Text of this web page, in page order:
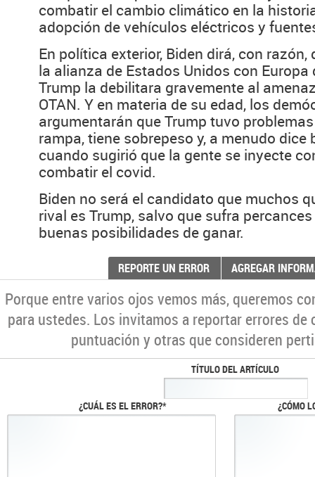
combatir el cambio climático en la
adopción de vehículos eléctricos y
En política exterior, Biden dirá, con
la alianza de Estados Unidos con Europa
Trump la debilitara gravemente al
OTAN. Y en materia de su edad, los
argumentarán que Trump tuvo
rampa, tiene sobrepeso y, a menudo dice
cuando sugirió que la gente se inyecte
combatir el covid.
Biden no será el candidato que muchos
rival es Trump, salvo que sufra
buenas posibilidades de ganar.
REPORTE UN ERROR AGREGAR
Porque entre varios ojos vemos más, queremos
para ustedes. Los invitamos a reportar errores
puntuación y otras que consideren
TÍTULO DEL ARTÍCULO
¿CUÁL ES EL ERROR?* ¿CÓMO